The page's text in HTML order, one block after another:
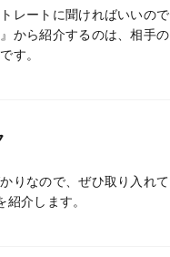
レートに聞ければいいので
から紹介するのは、相手の
す。
りなので、ぜひ取り入れて
介します。